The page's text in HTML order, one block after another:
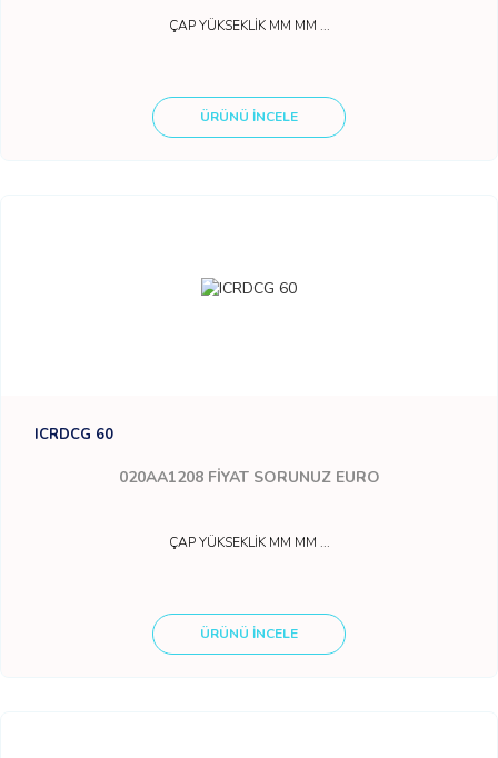
ÇAP YÜKSEKLİK MM MM ...
ÜRÜNÜ İNCELE
ICRDCG 60
020AA1208 FİYAT SORUNUZ EURO
ÇAP YÜKSEKLİK MM MM ...
ÜRÜNÜ İNCELE